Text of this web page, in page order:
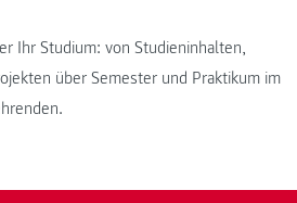
Ihr Studium: von Studieninhalten,
über Semester und Praktikum im